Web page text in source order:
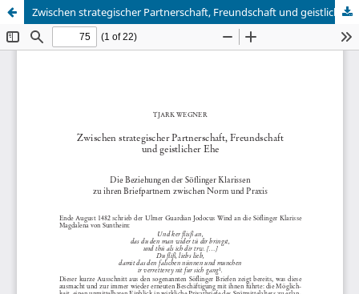
Zwischen strategischer Partnerschaft, Freundschaft und geistlicher Ehe